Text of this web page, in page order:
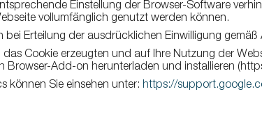
Einstellung der Browser-Software
vollumfänglich genutzt werden können.
Erteilung der ausdrücklichen Einwilligung gemäß
Cookie erzeugten und auf Ihre Nutzung der
Browser-Add-on herunterladen und installieren
können Sie einsehen unter: https://